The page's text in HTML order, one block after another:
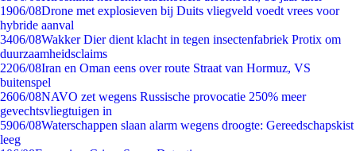
1906/08Drone met explosieven bij Duits vliegveld voedt vrees voor
hybride aanval
3406/08Wakker Dier dient klacht in tegen insectenfabriek Protix om
duurzaamheidsclaims
2206/08Iran en Oman eens over route Straat van Hormuz, VS
buitenspel
2606/08NAVO zet wegens Russische provocatie 250% meer
gevechtsvliegtuigen in
5906/08Waterschappen slaan alarm wegens droogte: Gereedschapskist
leeg